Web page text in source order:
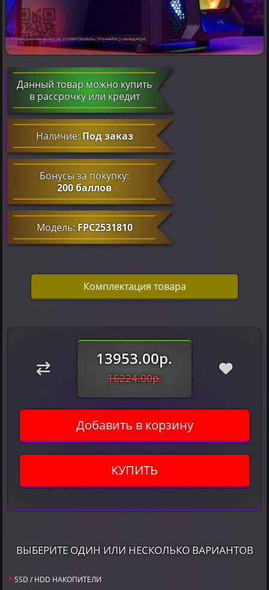
* изображение может не соответствовать. Уточняйте у менеджера.
Данный товар можно купить
в рассрочку или кредит
Наличие:Под заказ
Бонусы за покупку:
200 баллов
Модель:FPC2531810
Комплектация товара
13953.00р.
16224.00р.
Добавить в корзину
КУПИТЬ
ВЫБЕРИТЕ ОДИН ИЛИ НЕСКОЛЬКО ВАРИАНТОВ
SSD / HDD НАКОПИТЕЛИ